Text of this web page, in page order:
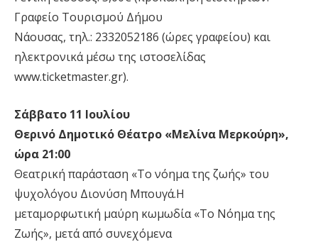
Γραφείο Τουρισμού Δήμου
Νάουσας, τηλ.: 2332052186 (ώρες γραφείου) και
ηλεκτρονικά μέσω της ιστοσελίδας
www.ticketmaster.gr).
Σάββατο 11 Ιουλίου
Θερινό Δημοτικό Θέατρο «Μελίνα Μερκούρη»,
ώρα 21:00
Θεατρική παράσταση «Το νόημα της ζωής» του
ψυχολόγου Διονύση Μπουγά.Η
μεταμορφωτική μαύρη κωμωδία «Το Νόημα της
Ζωής», μετά από συνεχόμενα